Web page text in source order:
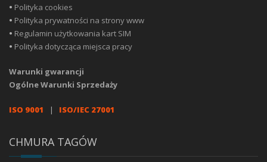
• Polityka cookies
• Polityka prywatności na strony www
• Regulamin użytkowania kart SIM
• Polityka dotycząca miejsca pracy
Warunki gwarancji
Ogólne Warunki Sprzedaży
ISO 9001 | ISO/IEC 27001
CHMURA TAGÓW